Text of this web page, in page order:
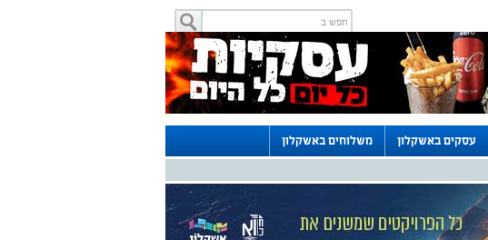
עסקים באשקלון משלוחים באשקלון